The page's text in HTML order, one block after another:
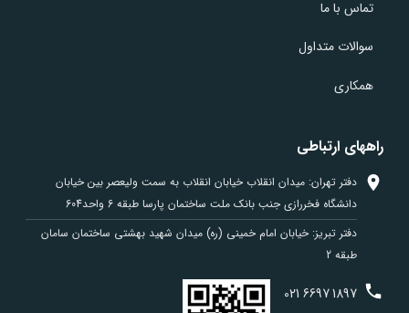
تماس با ما
سوالات متداول
همکاری
راههای ارتباطی
دفتر تهران: میدان انقلاب خیابان انقلاب به سمت ولیعصر بین خیابان
دانشگاه فخررازی جنب بانک ملت ساختمان پارسا طبقه 6 واحد604
دفتر تبریز: خیابان امام خمینی (ره) میدان شهید بهشتی ساختمان سامان
طبقه 2
021 66971897